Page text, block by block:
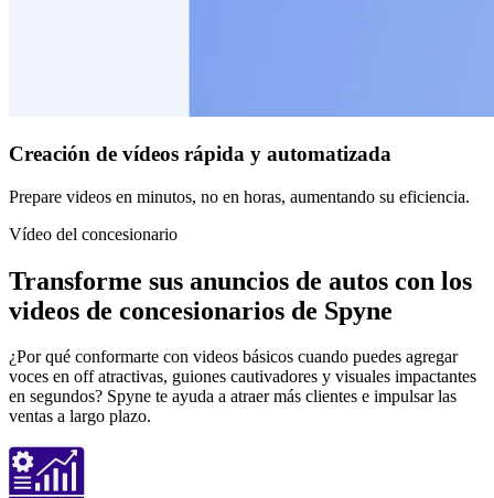
Creación de vídeos rápida y automatizada
Prepare videos en minutos, no en horas, aumentando su eficiencia.
Vídeo del concesionario
Transforme sus anuncios de autos con los
videos de concesionarios de Spyne
¿Por qué conformarte con videos básicos cuando puedes agregar
voces en off atractivas, guiones cautivadores y visuales impactantes
en segundos? Spyne te ayuda a atraer más clientes e impulsar las
ventas a largo plazo.